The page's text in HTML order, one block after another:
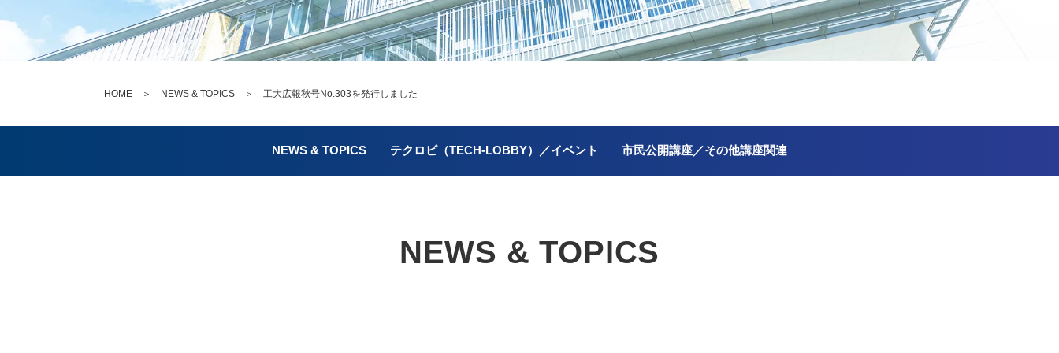
HOME ＞ NEWS & TOPICS ＞ 工大広報秋号No.303を発行しました
NEWS & TOPICS テクロビ（TECH-LOBBY）／イベント 市民公開講座／その他講座関連
NEWS & TOPICS